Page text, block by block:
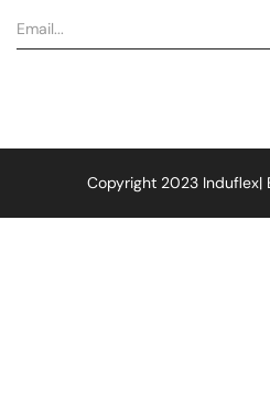
Copyright 2023 Induflex|